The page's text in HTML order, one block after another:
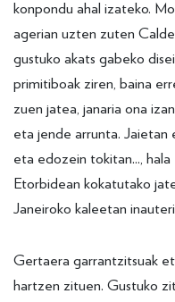
konpondu ahal izateko.
agerian uzten zuten
gustuko akats gabeko
primitiboak ziren, baina
zuen jatea, janaria ona
eta jende arrunta.
eta edozein tokitan...,
Etorbidean kokatutako
Janeiroko kaleetan
Gertaera garrantzitsuak
hartzen zituen. Gustuko